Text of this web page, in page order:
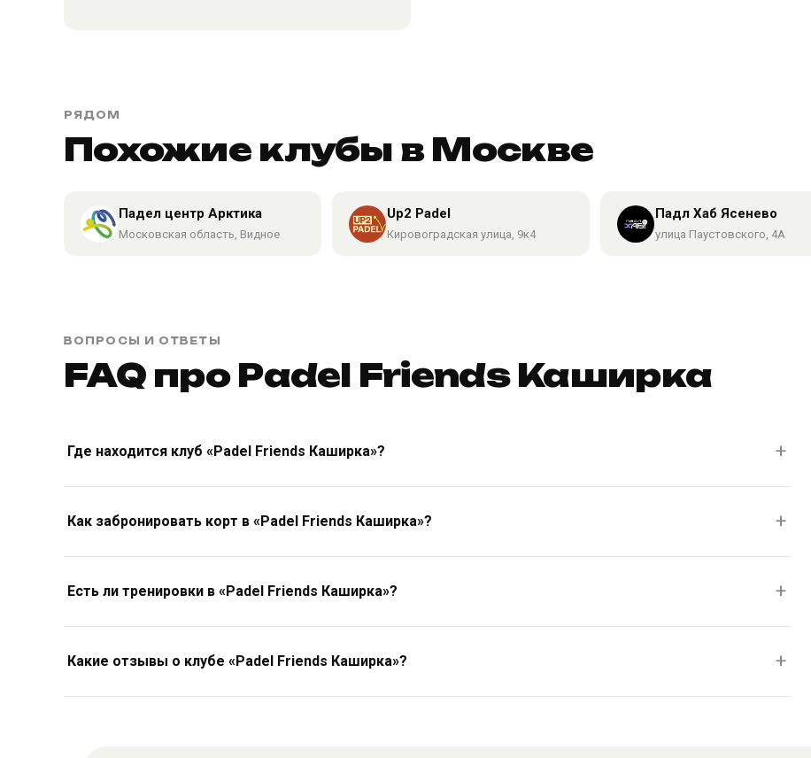
РЯДОМ
Похожие клубы в Москве
Падел центр Арктика
Московская область, Видное
Up2 Padel
Кировоградская улица, 9к4
Падл Хаб Ясенево
улица Паустовского, 4А
ВОПРОСЫ И ОТВЕТЫ
FAQ про Padel Friends Каширка
Где находится клуб «Padel Friends Каширка»?
Как забронировать корт в «Padel Friends Каширка»?
Есть ли тренировки в «Padel Friends Каширка»?
Какие отзывы о клубе «Padel Friends Каширка»?